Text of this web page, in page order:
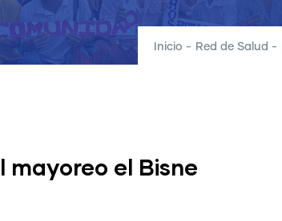
Inicio - Red de Salud -
mayoreo el Bisne